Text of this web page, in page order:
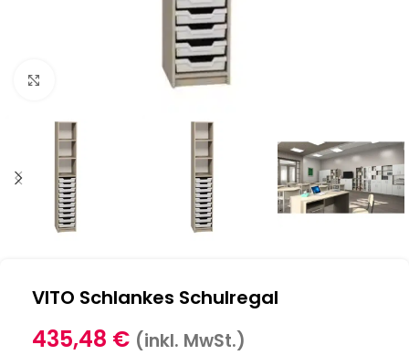
Klick zum Vergrößern
VITO Schlankes Schulregal
435,48 € (inkl. MwSt.)